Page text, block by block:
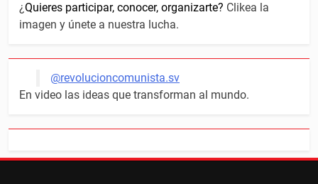
¿Quieres participar, conocer, organizarte? Clikea la
imagen y únete a nuestra lucha.
@revolucioncomunista.sv
En video las ideas que transforman al mundo.